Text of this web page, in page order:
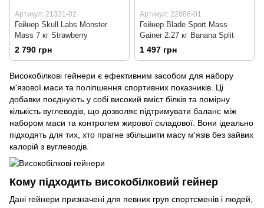
Артикул: 21331-02
Гейнер Skull Labs Monster
Mass 7 кг Strawberry
2 790 грн
Артикул: 22886-01
Гейнер Blade Sport Mass
Gainer 2.27 кг Banana Split
1 497 грн
Високобілкові гейнери є ефективним засобом для набору
м'язової маси та поліпшення спортивних показників. Ці
добавки поєднують у собі високий вміст білків та помірну
кількість вуглеводів, що дозволяє підтримувати баланс між
набором маси та контролем жирової складової. Вони ідеально
підходять для тих, хто прагне збільшити масу м'язів без зайвих
калорій з вуглеводів.
Кому підходить високобілковий гейнер
Дані гейнери призначені для певних груп спортсменів і людей,